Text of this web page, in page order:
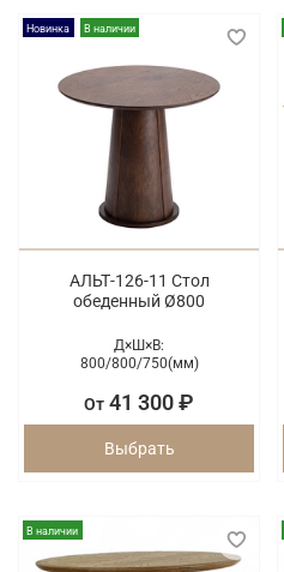
Новинка В наличии
АЛЬТ-126-11 Стол
обеденный Ø800
Д×Ш×В:
800/800/750(мм)
От 41 300 ₽
Выбрать
В наличии